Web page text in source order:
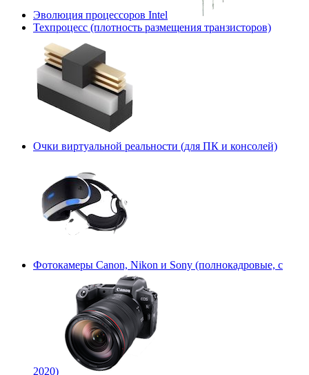
Эволюция процессоров Intel
Техпроцесс (плотность размещения транзисторов)
Очки виртуальной реальности (для ПК и консолей)
Фотокамеры Canon, Nikon и Sony (полнокадровые, с
2020)